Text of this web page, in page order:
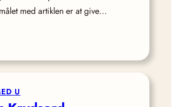
med artiklen er at give…
U